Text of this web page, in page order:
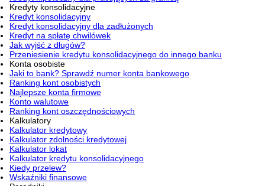
Kredyty konsolidacyjne
Kredyt konsolidacyjny
Kredyt konsolidacyjny dla zadłużonych
Kredyt na spłatę chwilówek
Jak wyjść z długów?
Przeniesienie kredytu konsolidacyjnego do innego banku
Konta osobiste
Jaki to bank? Sprawdź numer konta bankowego
Ranking kont osobistych
Najlepsze konta firmowe
Konto walutowe
Ranking kont oszczędnościowych
Kalkulatory
Kalkulator kredytowy
Kalkulator zdolności kredytowej
Kalkulator lokat
Kalkulator kredytu konsolidacyjnego
Kiedy przelew?
Wskaźniki finansowe